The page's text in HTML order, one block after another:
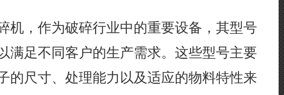
机，作为破碎行业中的重要设备，其型号
满足不同客户的生产需求。这些型号主要
的尺寸、处理能力以及适应的物料特性来